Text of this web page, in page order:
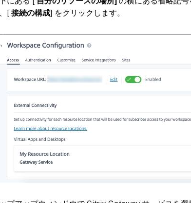
[ 接続の構成] をクリックします。